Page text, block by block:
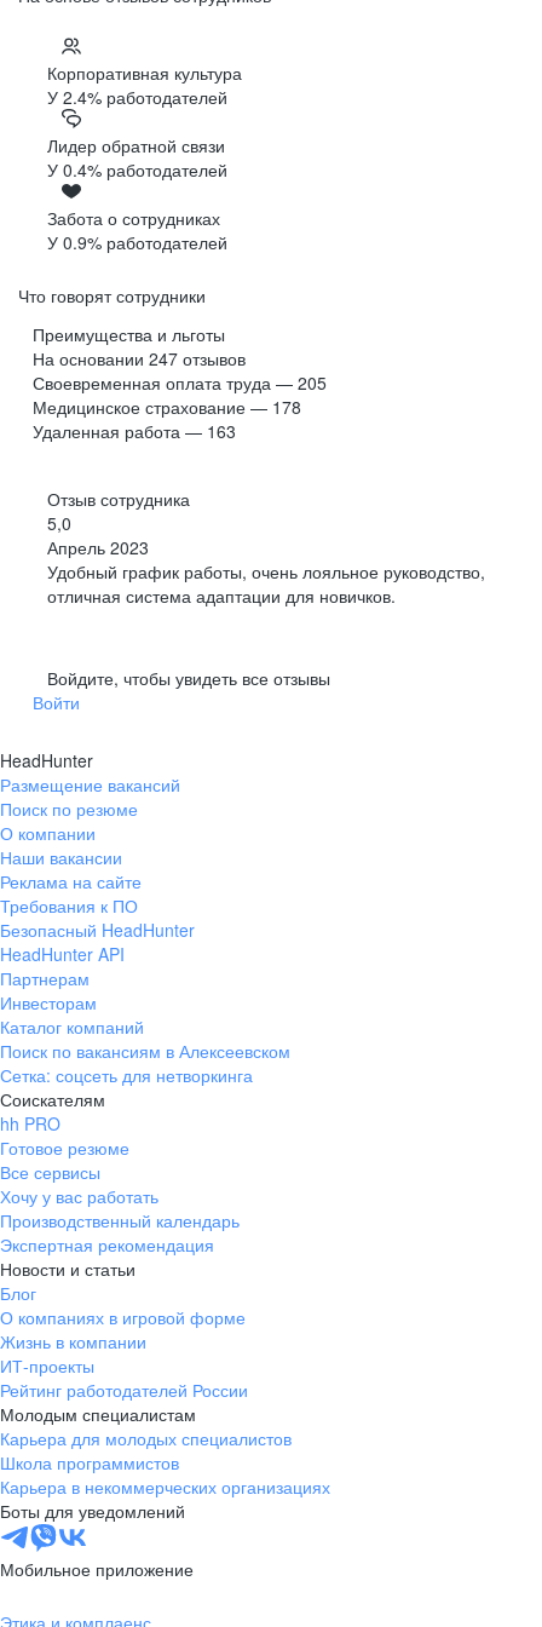
Корпоративная культура
У 2.4% работодателей
Лидер обратной связи
У 0.4% работодателей
Забота о сотрудниках
У 0.9% работодателей
Что говорят сотрудники
Преимущества и льготы
На основании 247 отзывов
Своевременная оплата труда — 205
Медицинское страхование — 178
Удаленная работа — 163
Отзыв сотрудника
5,0
Апрель 2023
Удобный график работы, очень лояльное руководство,
отличная система адаптации для новичков.
Войдите, чтобы увидеть все отзывы
Войти
HeadHunter
Размещение вакансий
Поиск по резюме
О компании
Наши вакансии
Реклама на сайте
Требования к ПО
Безопасный HeadHunter
HeadHunter API
Партнерам
Инвесторам
Каталог компаний
Поиск по вакансиям в Алексеевском
Сетка: соцсеть для нетворкинга
Соискателям
hh PRO
Готовое резюме
Все сервисы
Хочу у вас работать
Производственный календарь
Экспертная рекомендация
Новости и статьи
Блог
О компаниях в игровой форме
Жизнь в компании
ИТ-проекты
Рейтинг работодателей России
Молодым специалистам
Карьера для молодых специалистов
Школа программистов
Карьера в некоммерческих организациях
Боты для уведомлений
Мобильное приложение